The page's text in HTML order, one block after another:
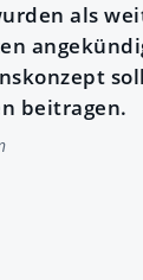
als
beitragen.